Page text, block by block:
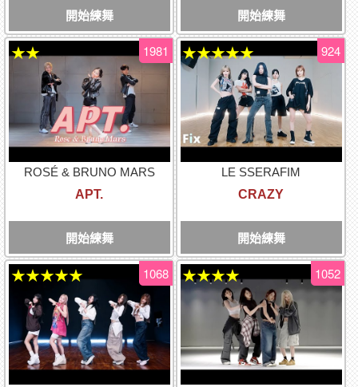
開始練舞 開始練舞
ROSÉ & BRUNO MARS
APT.
開始練舞
1981
★★
LE SSERAFIM
CRAZY
開始練舞
924
★★★★★
1068
★★★★★ 1052
★★★★